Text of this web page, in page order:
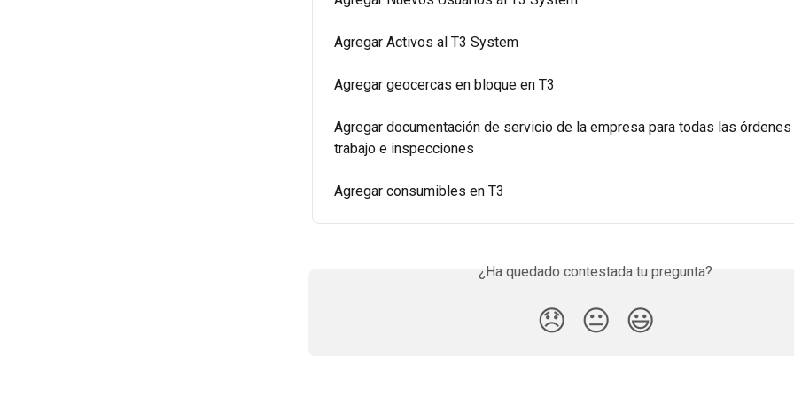
Agregar Activos al T3 System
Agregar geocercas en bloque en T3
Agregar documentación de servicio de la empresa para todas las
trabajo e inspecciones
Agregar consumibles en T3
¿Ha quedado contestada tu pregunta?
😞 😐 😃